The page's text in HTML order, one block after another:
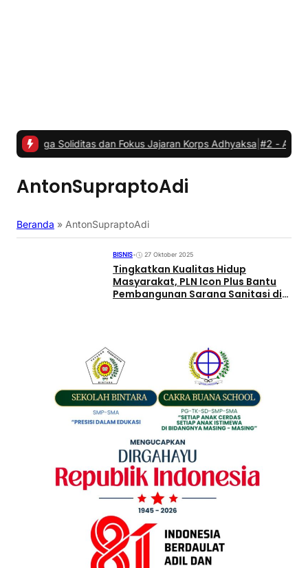
dan Fokus Jajaran Korps Adhyaksa|#2 -Anggota Komisi
AntonSupraptoAdi
Beranda » AntonSupraptoAdi
BISNIS• 27 Oktober 2025
Tingkatkan Kualitas Hidup
Masyarakat, PLN Icon Plus Bantu
Pembangunan Sarana Sanitasi di